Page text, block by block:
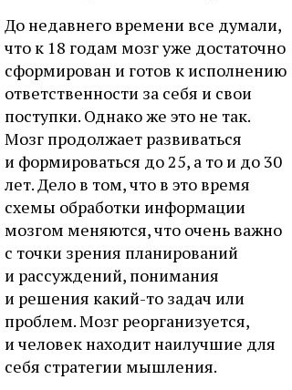
До недавнего времени все думали,
что к 18 годам мозг уже достаточно
сформирован и готов к исполнению
ответственности за себя и свои
поступки. Однако же это не так.
Мозг продолжает развиваться
и формироваться до 25, а то и до 30
лет. Дело в том, что в это время
схемы обработки информации
мозгом меняются, что очень важно
с точки зрения планирований
и рассуждений, понимания
и решения какий-то задач или
проблем. Мозг реорганизуется,
и человек находит наилучшие для
себя стратегии мышления.